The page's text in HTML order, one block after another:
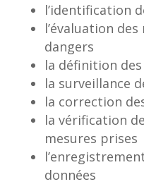
l’identification
l’évaluation
dangers
la définition
la surveillance
la correction
la vérification
mesures prises
données